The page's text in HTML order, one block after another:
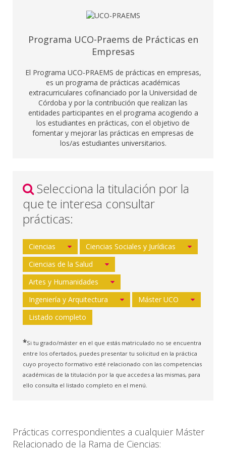
Programa UCO-Praems de Prácticas en
Empresas
El Programa UCO-PRAEMS de prácticas en empresas,
es un programa de prácticas académicas
extracurriculares cofinanciado por la Universidad de
Córdoba y por la contribución que realizan las
entidades participantes en el programa acogiendo a
los estudiantes en prácticas, con el objetivo de
fomentar y mejorar las prácticas en empresas de
los/as estudiantes universitarios.
Selecciona la titulación por la
que te interesa consultar
prácticas:
Ciencias
Ciencias Sociales y Jurídicas
Ciencias de la Salud
Artes y Humanidades
Ingeniería y Arquitectura
Máster UCO
Listado completo
*Si tu grado/máster en el que estás matriculado no se encuentra
entre los ofertados, puedes presentar tu solicitud en la práctica
cuyo proyecto formativo esté relacionado con las competencias
académicas de la titulación por la que accedes a las mismas, para
ello consulta el listado completo en el menú.
Prácticas correspondientes a cualquier Máster
Relacionado de la Rama de Ciencias: